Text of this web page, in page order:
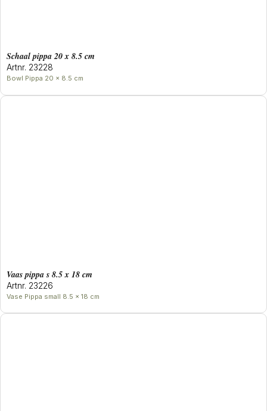
Schaal pippa 20 x 8.5 cm
Artnr. 23228
Bowl Pippa 20 x 8.5 cm
Vaas pippa s 8.5 x 18 cm
Artnr. 23226
Vase Pippa small 8.5 x 18 cm